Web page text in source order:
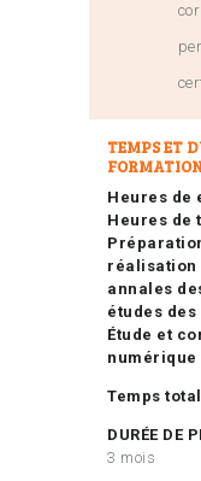
TEMPS ET
Heures de
Heures de
réalisation
annales
études
Étude et
numérique
Temps
DURÉE DE
3 mois